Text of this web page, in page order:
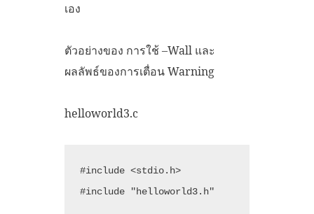
เอง
ตัวอย่างของ การใช้ –Wall และ
ผลลัพธ์ของการเตื่อน Warning
helloworld3.c
#include <stdio.h>
#include "helloworld3.h"